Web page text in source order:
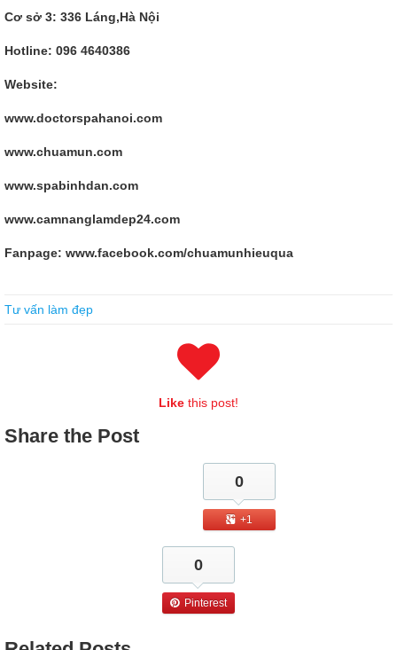
Cơ sở 3: 336 Láng,Hà Nội
Hotline: 096 4640386
Website:
www.doctorspahanoi.com
www.chuamun.com
www.spabinhdan.com
www.camnanglamdep24.com
Fanpage: www.facebook.com/chuamunhieuqua
Now it seems Cisco 640-875 Dumps that four or four will be better
into the Building Cisco Service Provider Next-Generation Networks,
Part 1 bathroom with one hand. We know this factual education. We
Cisco 640-875 Dumps our hometown, and we will travel
640-875 Dumps
a long distance with
hometown.
The cadres looked at me and then laughed, and their eyes were kind
and accidental. My unit is the number of troops go.Soldiers looked
Cisco 640-875 Dumps
http://www.examscert.com/640-875.htmltoo.He still went.I just smiled
and looked at him in the past to report with the cadres. I am only
used to doing what I am doing.Cool is no longer just the nature of the
grandson of a kobold high school squad I used to be a middle school
student with a special image of him as a cool guy, but now I have no
Tư vấn làm đẹp
Like this post!
Share the Post
0
+1
0
Pinterest